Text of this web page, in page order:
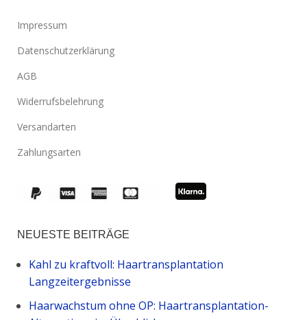
Impressum
Datenschutzerklärung
AGB
Widerrufsbelehrung
Versandarten
Zahlungsarten
NEUESTE BEITRÄGE
Kahl zu kraftvoll: Haartransplantation
Langzeitergebnisse
Haarwachstum ohne OP: Haartransplantation-